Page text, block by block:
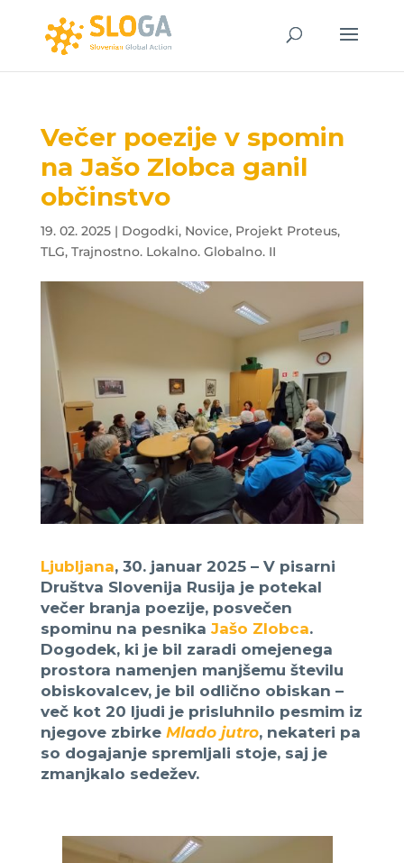
Večer poezije v spomin
na Jašo Zlobca ganil
občinstvo
19. 02. 2025| Dogodki, Novice, Projekt Proteus,
TLG, Trajnostno. Lokalno. Globalno. II
Ljubljana, 30. januar 2025 – V pisarni
Društva Slovenija Rusija je potekal
večer branja poezije, posvečen
spominu na pesnika Jašo Zlobca.
Dogodek, ki je bil zaradi omejenega
prostora namenjen manjšemu številu
obiskovalcev, je bil odlično obiskan –
več kot 20 ljudi je prisluhnilo pesmim iz
njegove zbirke Mlado jutro, nekateri pa
so dogajanje spremljali stoje, saj je
zmanjkalo sedežev.